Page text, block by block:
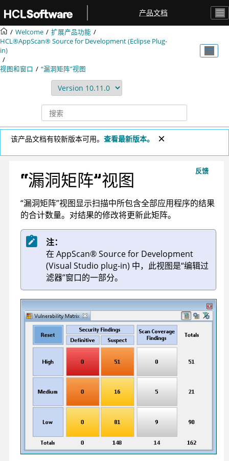
产品文档
Welcome
扩展产品功能
HCL®AppScan® Source for Development (Eclipse Plug-
in)
视图和窗口 “漏洞矩阵”视图
该产品文档有较新版本可用。 查看最新版本。
反馈
“漏洞矩阵”视图
“漏洞矩阵”视图显示扫描中所包含全部应用程序的结果
的合计数量。对结果的修改将更新此矩阵。
注：
在 AppScan®Source for Development
(Visual Studio plug-in) 中，此视图是“编辑过
滤器”窗口的一部分。